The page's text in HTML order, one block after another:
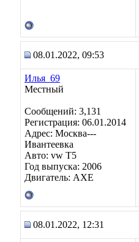
08.01.2022, 09:53
Илья_69
Местный
Сообщений: 3,131
Регистрация: 06.01.2014
Адрес: Москва---
Ивантеевка
Авто: vw T5
Год выпуска: 2006
Двигатель: AXE
08.01.2022, 12:31